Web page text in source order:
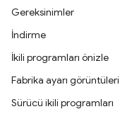
Gereksinimler
İndirme
İkili programları önizle
Fabrika ayarı görüntüleri
Sürücü ikili programları